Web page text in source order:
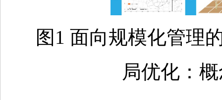
图1 面向规模化管理
局优化：